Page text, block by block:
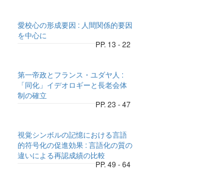
愛校心の形成要因 : 人間関係的要因
を中心に
PP. 13 - 22
第一帝政とフランス・ユダヤ人 :
「同化」イデオロギーと長老会体
制の確立
PP. 23 - 47
視覚シンボルの記憶における言語
的符号化の促進効果 : 言語化の質の
違いによる再認成績の比較
PP. 49 - 64